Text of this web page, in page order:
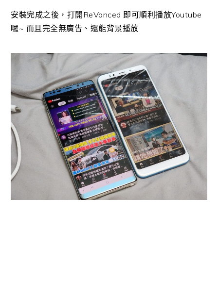
安裝完成之後，打開ReVanced 即可順利播放Youtube
囉~ 而且完全無廣告、還能背景播放